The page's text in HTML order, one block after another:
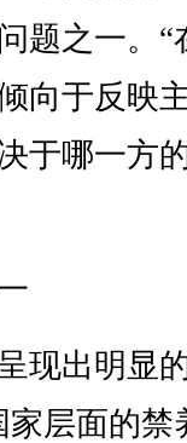
题之一。“
向于反映
于哪一方
出明显
家层面的禁